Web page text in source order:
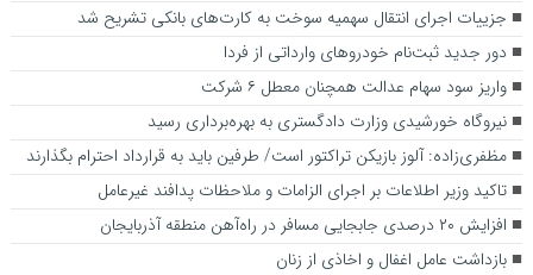
جزییات اجرای انتقال سهمیه سوخت به کارت‌های بانکی تشریح شد
دور جدید ثبت‌نام خودروهای وارداتی از فردا
واریز سود سهام عدالت همچنان معطل ۶ شرکت
نیروگاه خورشیدی وزارت دادگستری به بهره‌برداری رسید
مظفری‌زاده: آلوز بازیکن تراکتور است/ طرفین باید به قرارداد احترام بگذارند
تاکید وزیر اطلاعات بر اجرای الزامات و ملاحظات پدافند غیرعامل
افزایش ۲۰ درصدی جابجایی مسافر در راه‌آهن منطقه آذربایجان
بازداشت عامل اغفال و اخاذی از زنان